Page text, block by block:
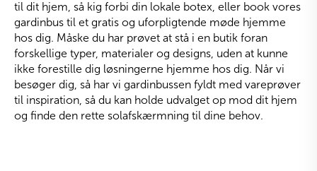
til dit hjem, så kig forbi din lokale botex, eller book vores
gardinbus til et gratis og uforpligtende møde hjemme
hos dig. Måske du har prøvet at stå i en butik foran
forskellige typer, materialer og designs, uden at kunne
ikke forestille dig løsningerne hjemme hos dig. Når vi
besøger dig, så har vi gardinbussen fyldt med vareprøver
til inspiration, så du kan holde udvalget op mod dit hjem
og finde den rette solafskærmning til dine behov.